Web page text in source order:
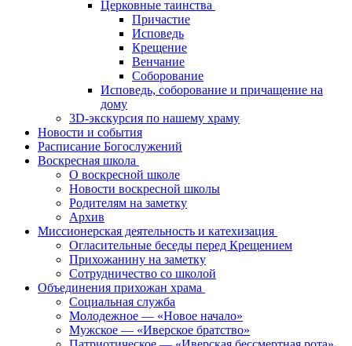
Церковные таинства
Причастие
Исповедь
Крещение
Венчание
Соборование
Исповедь, соборование и причащение на
дому
3D-экскурсия по нашему храму
Новости и события
Расписание Богослужений
Воскресная школа
О воскресной школе
Новости воскресной школы
Родителям на заметку
Архив
Миссионерская деятельность и катехизация
Огласительные беседы перед Крещением
Прихожанину на заметку
Сотрудничество со школой
Объединения прихожан храма
Социальная служба
Молодежное — «Новое начало»
Мужское — «Иверское братство»